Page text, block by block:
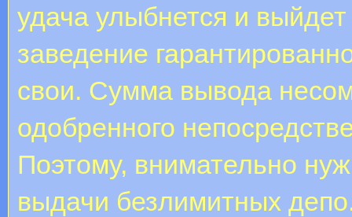
удача улыбнется и
заведение
свои. Сумма вывода
одобренного
Поэтому, внимательно
выдачи безлимитных